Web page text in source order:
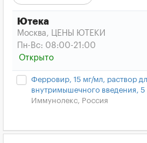
Ютека
Москва, ЦЕНЫ ЮТЕКИ
Пн-Вс: 08:00-21:00
Открыто
Ферровир, 15 мг/мл, раствор
внутримышечного введения, 5
Иммунолекс, Россия